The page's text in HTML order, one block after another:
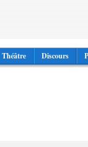
Théâtre Discours